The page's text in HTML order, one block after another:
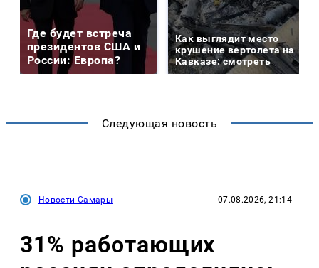
Где будет встреча
президентов США и
России: Европа?
Как выглядит место
крушение вертолета на
Кавказе: смотреть
Следующая новость
Новости Самары 07.08.2026, 21:14
31% работающих